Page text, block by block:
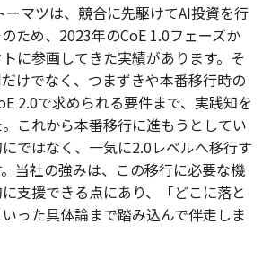
マツは、競合に先駆けてAI投資を行
ため、2023年のCoE 1.0フェーズか
に参画してきた実績があります。そ
けでなく、つまずきや本番移行時の
2.0で求められる要件まで、実践知を
これから本番移行に進もうとしてい
ではなく、一気に2.0レベルへ移行す
当社の強みは、この移行に必要な機
支援できる点にあり、「どこに落と
った具体論まで踏み込んで伴走しま